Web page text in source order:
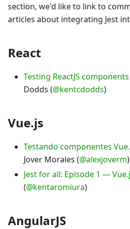
section, we'd like to link to
articles about integrating Jest
React
Testing ReactJS
Dodds (@kentcdodds)
Vue.js
Testando componentes
Jover Morales (@alexjoverm)
Jest for all: Episode 1 —
(@kentaromiura)
AngularJS